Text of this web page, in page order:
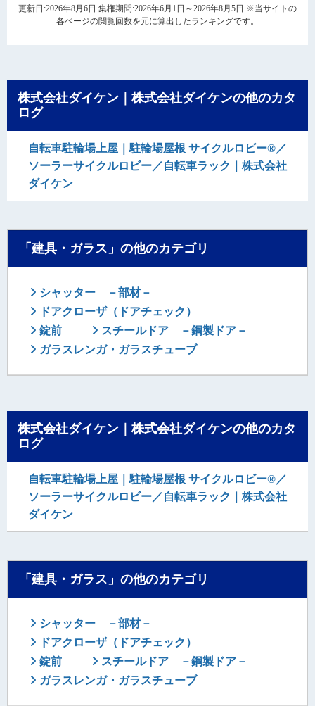
更新日:2026年8月6日 集権期間:2026年6月1日～2026年8月5日 ※当サイトの
各ページの閲覧回数を元に算出したランキングです。
株式会社ダイケン｜株式会社ダイケンの他のカタ
ログ
自転車駐輪場上屋｜駐輪場屋根 サイクルロビー®／
ソーラーサイクルロビー／自転車ラック｜株式会社
ダイケン
「建具・ガラス」の他のカテゴリ
シャッター －部材－
ドアクローザ（ドアチェック）
錠前
スチールドア －鋼製ドア－
ガラスレンガ・ガラスチューブ
株式会社ダイケン｜株式会社ダイケンの他のカタ
ログ
自転車駐輪場上屋｜駐輪場屋根 サイクルロビー®／
ソーラーサイクルロビー／自転車ラック｜株式会社
ダイケン
「建具・ガラス」の他のカテゴリ
シャッター －部材－
ドアクローザ（ドアチェック）
錠前
スチールドア －鋼製ドア－
ガラスレンガ・ガラスチューブ